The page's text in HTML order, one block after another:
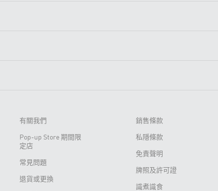
有關我們
Pop-up Store 期間限
定店
常見問題
退貨或更換
銷售條款
私隱條款
免責聲明
牌照及許可證
識煮識食